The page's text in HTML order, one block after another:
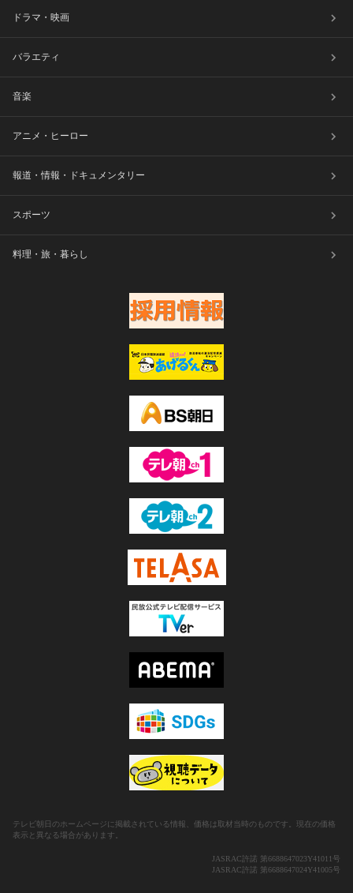
ドラマ・映画
バラエティ
音楽
アニメ・ヒーロー
報道・情報・ドキュメンタリー
スポーツ
料理・旅・暮らし
テレビ朝日のホームページに掲載されている情報、価格は取材当時のものです。現在の価格
表示と異なる場合があります。
JASRAC許諾 第6688647023Y41011号
JASRAC許諾 第6688647024Y41005号